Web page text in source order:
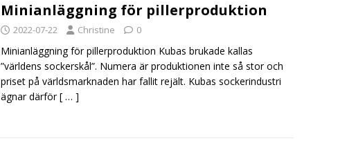
Minianläggning för pillerproduktion
2022-07-22 Christine 0
Minianläggning för pillerproduktion Kubas brukade kallas
”världens sockerskål”. Numera är produktionen inte så stor och
priset på världsmarknaden har fallit rejält. Kubas sockerindustri
ägnar därför[ … ]